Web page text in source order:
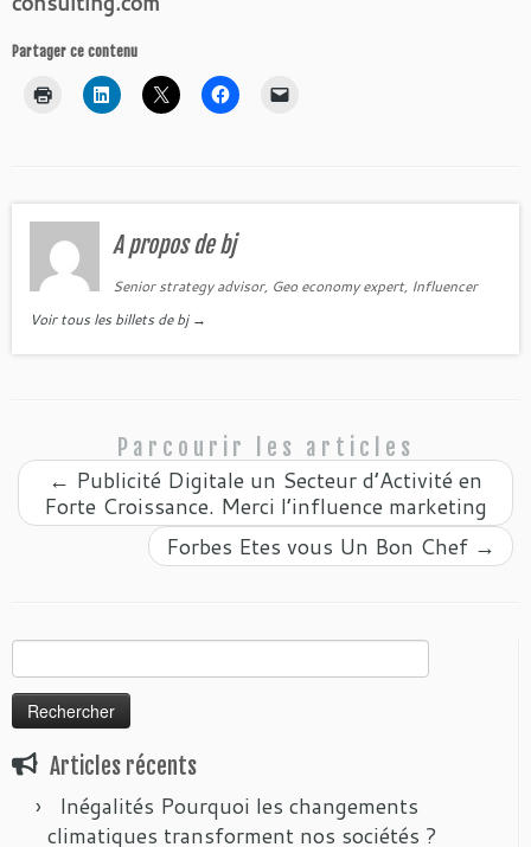
Partager ce contenu
A propos de bj
Senior strategy advisor, Geo economy expert, Influencer
Voir tous les billets de bj →
Parcourir les articles
← Publicité Digitale un Secteur d’Activité en
Forte Croissance. Merci l’influence marketing
Forbes Etes vous Un Bon Chef →
Articles récents
Inégalités Pourquoi les changements
climatiques transforment nos sociétés ?